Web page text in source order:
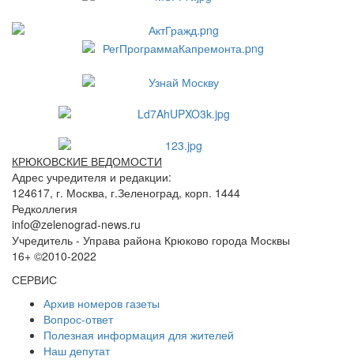
КРЮКОВСКИЕ ВЕДОМОСТИ
Адрес учредителя и редакции:
124617, г. Москва, г.Зеленоград, корп. 1444
Редколлегия
info@zelenograd-news.ru
Учредитель - Управа района Крюково города Москвы
16+ ©2010-2022
СЕРВИС
Архив номеров газеты
Вопрос-ответ
Полезная информация для жителей
Наш депутат